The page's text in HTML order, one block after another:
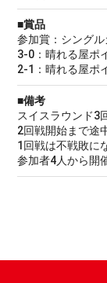
■賞品
参加賞：シング
3-0：晴れる屋ポ
2-1：晴れる屋ポ
■備考
スイスラウンド3
2回戦開始まで途
1回戦は不戦敗に
参加者4人から開